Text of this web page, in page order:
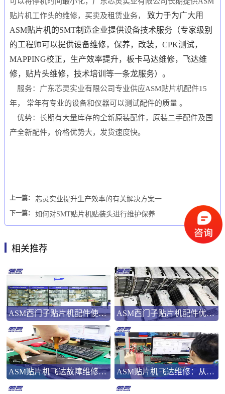
贴片机工作头的维修，买卖及租赁业务，
致力于为广大用
ASM贴片机的SMT制造企业提供设备技术服务（专家级别
的工程师可以提供设备维修，保养，改装， CPK测试，
MAPPING校正，生产效率提升，板卡马达维修，飞达维
修，贴片头维修，技术培训等一条龙服务） 。
服务：广东芯灵实业有限公司专业供应ASM贴片机配件15
年， 常年有专业的设备和仪器可以测试配件的质量 。
优势：长期有大量库存的全新原装配件，原装二手配件及国
产全新配件，价格优势大，发货速度快。
上一篇： 芯灵实业提升生产效率的有关解决方案一
下一篇： 如何对SMT贴片机贴装头进行维护保养
相关推荐
ASM西门子贴片机配件使用指南 ASM西门子贴片机配件优势解析
ASM贴片机飞达故障维修：三类典型问题的系统化处理 ASM贴片机飞达维修：从分类到流程的全面解析